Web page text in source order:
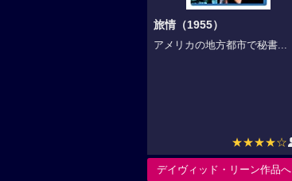
旅情（1955）
アメリカの地方都市で秘書...
★★★★☆
デイヴィッド・リーン作品へ